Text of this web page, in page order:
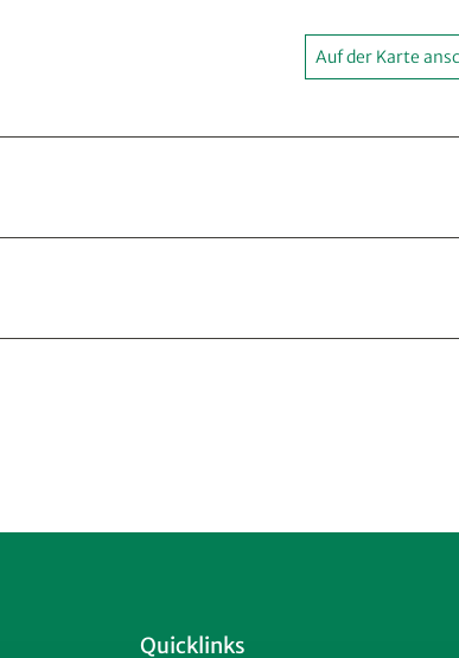
Auf der Karte
Quicklinks